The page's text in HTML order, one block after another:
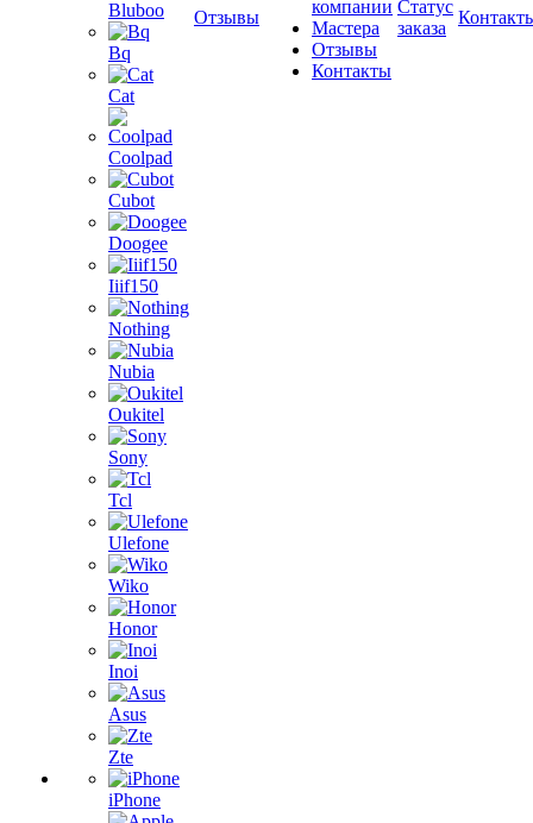
Bluboo
Bq
Cat
Coolpad
Cubot
Doogee
Iiif150
Nothing
Nubia
Oukitel
Sony
Tcl
Ulefone
Wiko
Honor
Inoi
Asus
Zte
iPhone
Отзывы
компании
Мастера
Отзывы
Контакты
Статус
заказа